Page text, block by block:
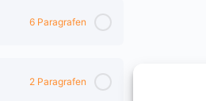
6 Paragrafen
2 Paragrafen